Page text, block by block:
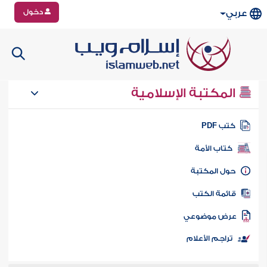
عربي دخول
المكتبة الإسلامية
كتب PDF
كتاب الأمة
المكتبة
الكتب
موضوعي